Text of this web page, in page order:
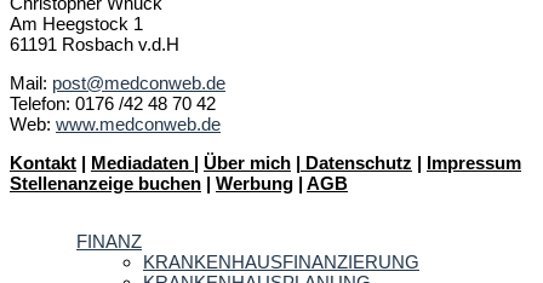
Am Heegstock 1
61191 Rosbach v.d.H
Mail: post@medconweb.de
Telefon: 0176 /42 48 70 42
Web: www.medconweb.de
Kontakt | Mediadaten | Über mich | Datenschutz | Impressum
Stellenanzeige buchen | Werbung | AGB
FINANZ
KRANKENHAUSFINANZIERUNG